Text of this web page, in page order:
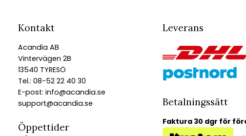
Kontakt
Acandia AB
Vintervägen 2B
13540 TYRESÖ
Tel.: 08-52 22 40 30
E-post: info@acandia.se
support@acandia.se
Öppettider
Leverans
Betalningssätt
Faktura 30 dgr för